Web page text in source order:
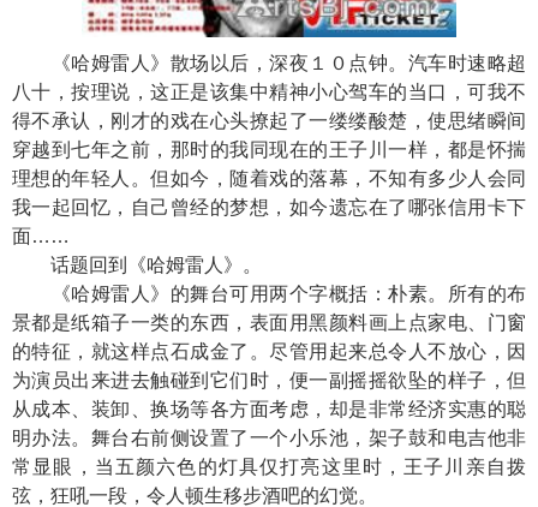
《哈姆雷人》散场以后，深夜１０点钟。汽车时速略超
八十，按理说，这正是该集中精神小心驾车的当口，可我不
得不承认，刚才的戏在心头撩起了一缕缕酸楚，使思绪瞬间
穿越到七年之前，那时的我同现在的王子川一样，都是怀揣
理想的年轻人。但如今，随着戏的落幕，不知有多少人会同
我一起回忆，自己曾经的梦想，如今遗忘在了哪张信用卡下
面……
话题回到《哈姆雷人》。
《哈姆雷人》的舞台可用两个字概括：朴素。所有的布
景都是纸箱子一类的东西，表面用黑颜料画上点家电、门窗
的特征，就这样点石成金了。尽管用起来总令人不放心，因
为演员出来进去触碰到它们时，便一副摇摇欲坠的样子，但
从成本、装卸、换场等各方面考虑，却是非常经济实惠的聪
明办法。舞台右前侧设置了一个小乐池，架子鼓和电吉他非
常显眼，当五颜六色的灯具仅打亮这里时，王子川亲自拨
弦，狂吼一段，令人顿生移步酒吧的幻觉。